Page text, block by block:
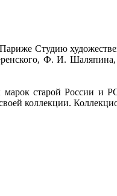
Студию
Ф. И. Шаляпина,
старой России и
коллекции.